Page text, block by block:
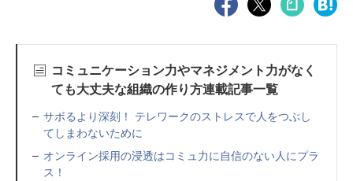
コミュニケーション力やマネジメント力がなく
ても大丈夫な組織の作り方連載記事一覧
サボるより深刻！ テレワークのストレスで人をつぶし
てしまわないために
オンライン採用の浸透はコミュ力に自信のない人にプラ
ス！